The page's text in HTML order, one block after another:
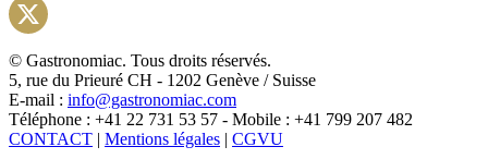
X
© Gastronomiac. Tous droits réservés.
5, rue du Prieuré CH - 1202 Genève / Suisse
E-mail : info@gastronomiac.com
Téléphone : +41 22 731 53 57 - Mobile : +41 799 207 482
CONTACT | Mentions légales | CGVU